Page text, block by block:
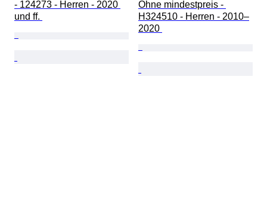
- 124273 - Herren - 2020
und ff.
Ohne mindestpreis -
H324510 - Herren - 2010–
2020